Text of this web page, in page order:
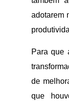
adotarem
Para que
de
que